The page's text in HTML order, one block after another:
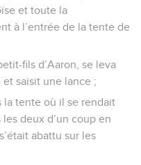
et toute la
à l’entrée de la tente de
fils d’Aaron, se leva
saisit une lance ;
la tente où il se rendait
deux d’un coup en
abattu sur les